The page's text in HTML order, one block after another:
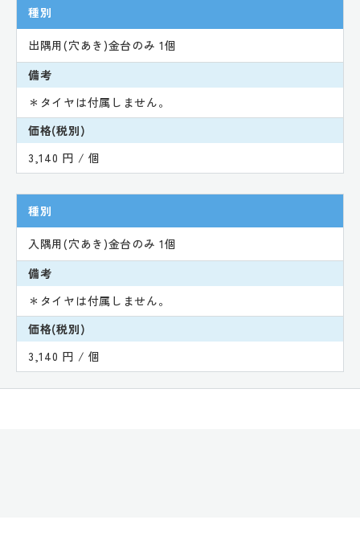
種別
出隅用(穴あき)金台のみ 1個
備考
＊タイヤは付属しません。
価格(税別)
3,140 円 / 個
種別
入隅用(穴あき)金台のみ 1個
備考
＊タイヤは付属しません。
価格(税別)
3,140 円 / 個